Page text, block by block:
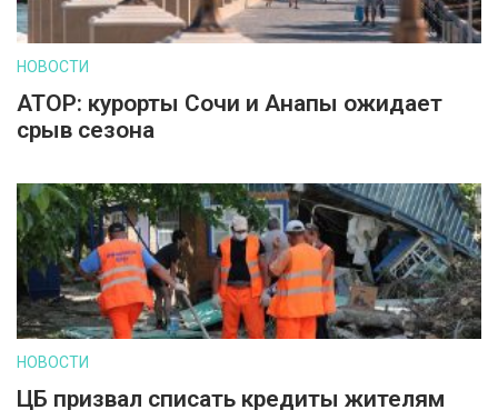
НОВОСТИ
АТОР: курорты Сочи и Анапы ожидает
срыв сезона
НОВОСТИ
ЦБ призвал списать кредиты жителям